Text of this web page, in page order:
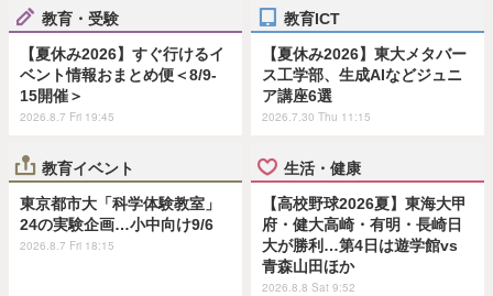
教育・受験
【夏休み2026】すぐ行けるイ
ベント情報おまとめ便＜8/9-
15開催＞
2026.8.7 Fri 19:45
教育ICT
【夏休み2026】東大メタバー
ス工学部、生成AIなどジュニ
ア講座6選
2026.7.30 Thu 11:15
教育イベント
東京都市大「科学体験教室」
24の実験企画…小中向け9/6
2026.8.7 Fri 18:15
生活・健康
【高校野球2026夏】東海大甲
府・健大高崎・有明・長崎日
大が勝利…第4日は遊学館vs
青森山田ほか
2026.8.8 Sat 9:52